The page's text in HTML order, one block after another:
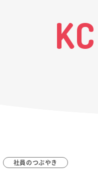
社員のつぶやき